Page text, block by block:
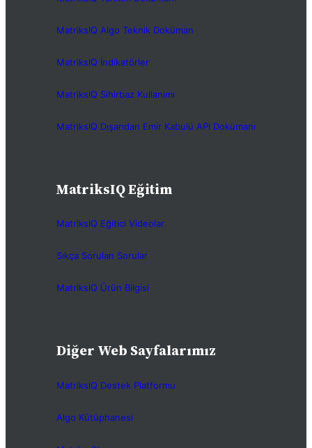
MatriksIQ Algo Teknik Doküman
MatriksIQ İndikatörler
MatriksIQ Sihirbaz Kullanımı
MatriksIQ Dışarıdan Emir Kabulü API Dokümanı
MatriksIQ Eğitim
MatriksIQ Eğitici Videolar
Sıkça Sorulan Sorular
MatriksIQ Ürün Bilgisi
Diğer Web Sayfalarımız
MatriksIQ Destek Platformu
Algo Kütüphanesi